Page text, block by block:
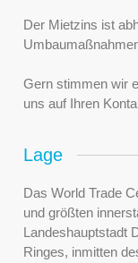
Der Mietzins ist
Gern stimmen wir
uns auf Ihren
Lage
Das World Trade
und größten
Landeshauptstadt
Ringes, inmitten